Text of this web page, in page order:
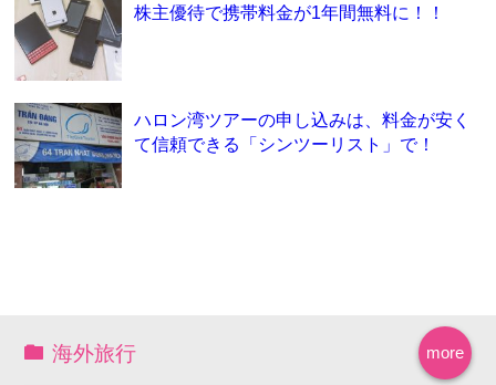
株主優待で携帯料金が1年間無料に！！
ハロン湾ツアーの申し込みは、料金が安く
て信頼できる「シンツーリスト」で！
more
海外旅行